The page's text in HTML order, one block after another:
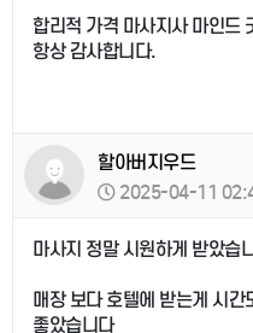
합리적 가격 마사지사 마인드
항상 감사합니다.
할아버지우드
2025-04-11
마사지 정말 시원하게 받았습
매장 보다 호텔에 받는게 시간
좋았습니다